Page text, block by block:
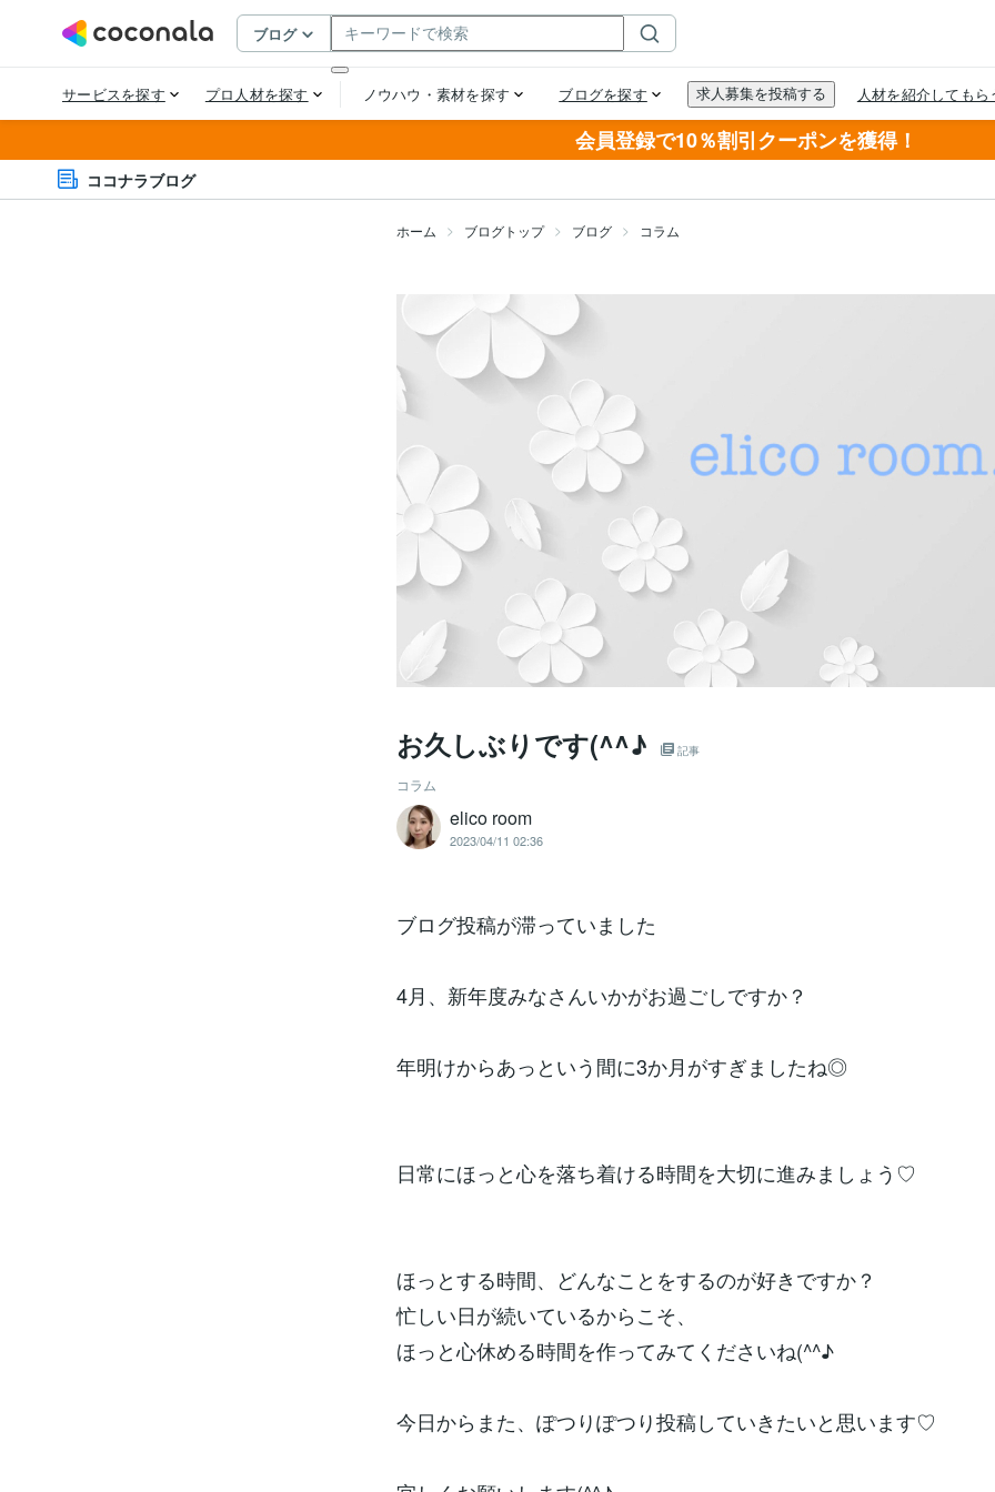
会員登録で10％割引クーポンを獲得！
ココナラブログ
ホーム ブログトップ ブログ コラム
お久しぶりです(^^♪ 記事
コラム
elico room
2023/04/11 02:36
ブログ投稿が滞っていました
4月、新年度みなさんいかがお過ごしですか？
年明けからあっという間に3か月がすぎましたね◎
日常にほっと心を落ち着ける時間を大切に進みましょう♡
ほっとする時間、どんなことをするのが好きですか？
忙しい日が続いているからこそ、
ほっと心休める時間を作ってみてくださいね(^^♪
今日からまた、ぽつりぽつり投稿していきたいと思います♡